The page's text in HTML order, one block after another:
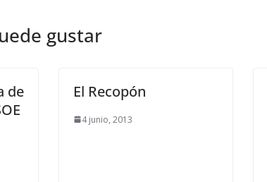
gustar
de
El Recopón
4 junio, 2013